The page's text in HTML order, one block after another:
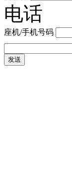
电话
座机/手机号码